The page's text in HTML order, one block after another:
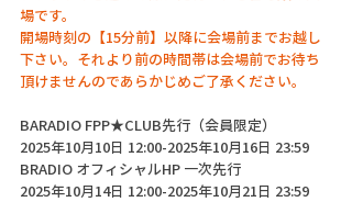
場です。
開場時刻の【15分前】以降に会場前までお越し
下さい。それより前の時間帯は会場前でお待ち
頂けませんのであらかじめご了承ください。
BARADIO FPP★CLUB先行（会員限定）
2025年10月10日 12:00-2025年10月16日 23:59
BRADIO オフィシャルHP 一次先行
2025年10月14日 12:00-2025年10月21日 23:59